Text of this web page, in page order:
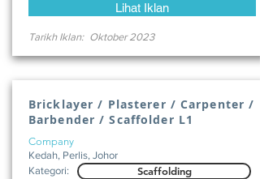
Lihat Iklan
Tarikh Iklan: Oktober 2023
Bricklayer / Plasterer / Carpenter /
Barbender / Scaffolder L1
Company
Kedah, Perlis, Johor
Kategori:
Scaffolding